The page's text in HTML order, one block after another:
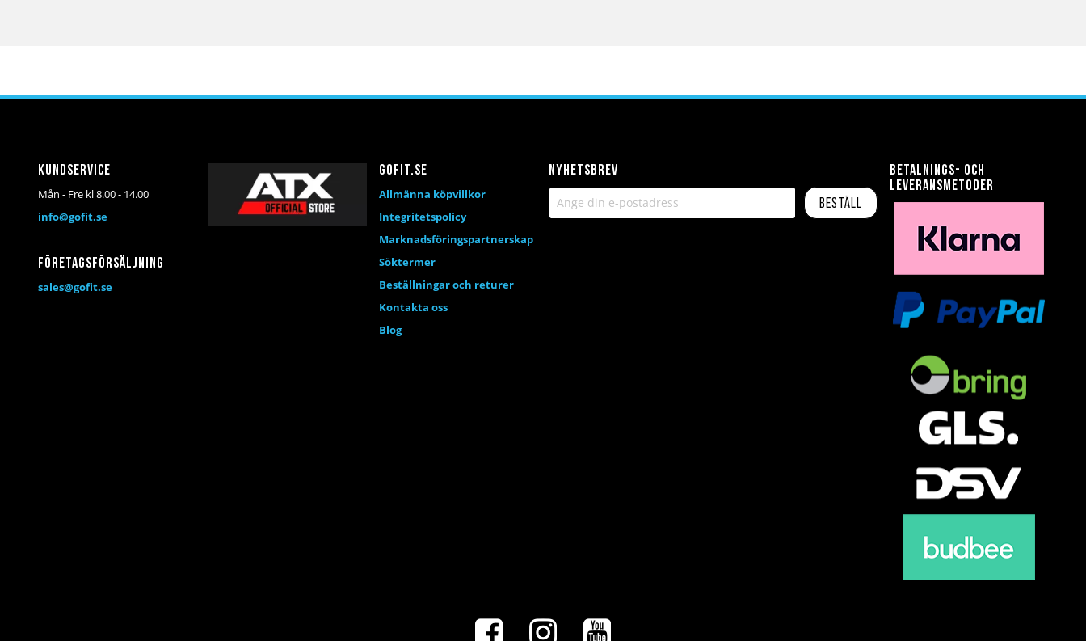
Nyhetsbrev
Beställ
Kundservice
Mån - Fre kl 8.00 - 14.00
info@gofit.se
Företagsförsäljning
sales@gofit.se
Betalnings- och
leveransmetoder
Gofit.se
Allmänna köpvillkor
Integritetspolicy
Marknadsföringspartnerskap
Söktermer
Beställningar och returer
Kontakta oss
Blog